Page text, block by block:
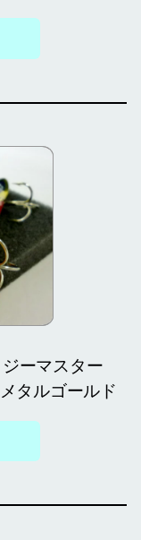
ーマスター
タルゴールド